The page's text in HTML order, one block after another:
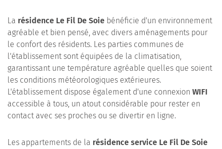
La résidence Le Fil De Soie bénéficie d'un environnement
agréable et bien pensé, avec divers aménagements pour
le confort des résidents. Les parties communes de
l'établissement sont équipées de la climatisation,
garantissant une température agréable quelles que soient
les conditions météorologiques extérieures.
L'établissement dispose également d'une connexion WIFI
accessible à tous, un atout considérable pour rester en
contact avec ses proches ou se divertir en ligne.
Les appartements de la résidence service Le Fil De Soie